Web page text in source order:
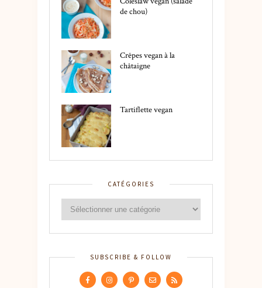
de chou)
Crêpes vegan à la
châtaigne
Tartiflette vegan
CATÉGORIES
SUBSCRIBE & FOLLOW